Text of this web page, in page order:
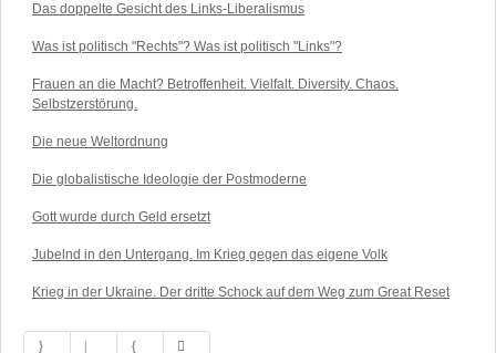
Das doppelte Gesicht des Links-Liberalismus
Was ist politisch "Rechts"? Was ist politisch "Links"?
Frauen an die Macht? Betroffenheit. Vielfalt. Diversity. Chaos.
Selbstzerstörung.
Die neue Weltordnung
Die globalistische Ideologie der Postmoderne
Gott wurde durch Geld ersetzt
Jubelnd in den Untergang. Im Krieg gegen das eigene Volk
Krieg in der Ukraine. Der dritte Schock auf dem Weg zum Great Reset